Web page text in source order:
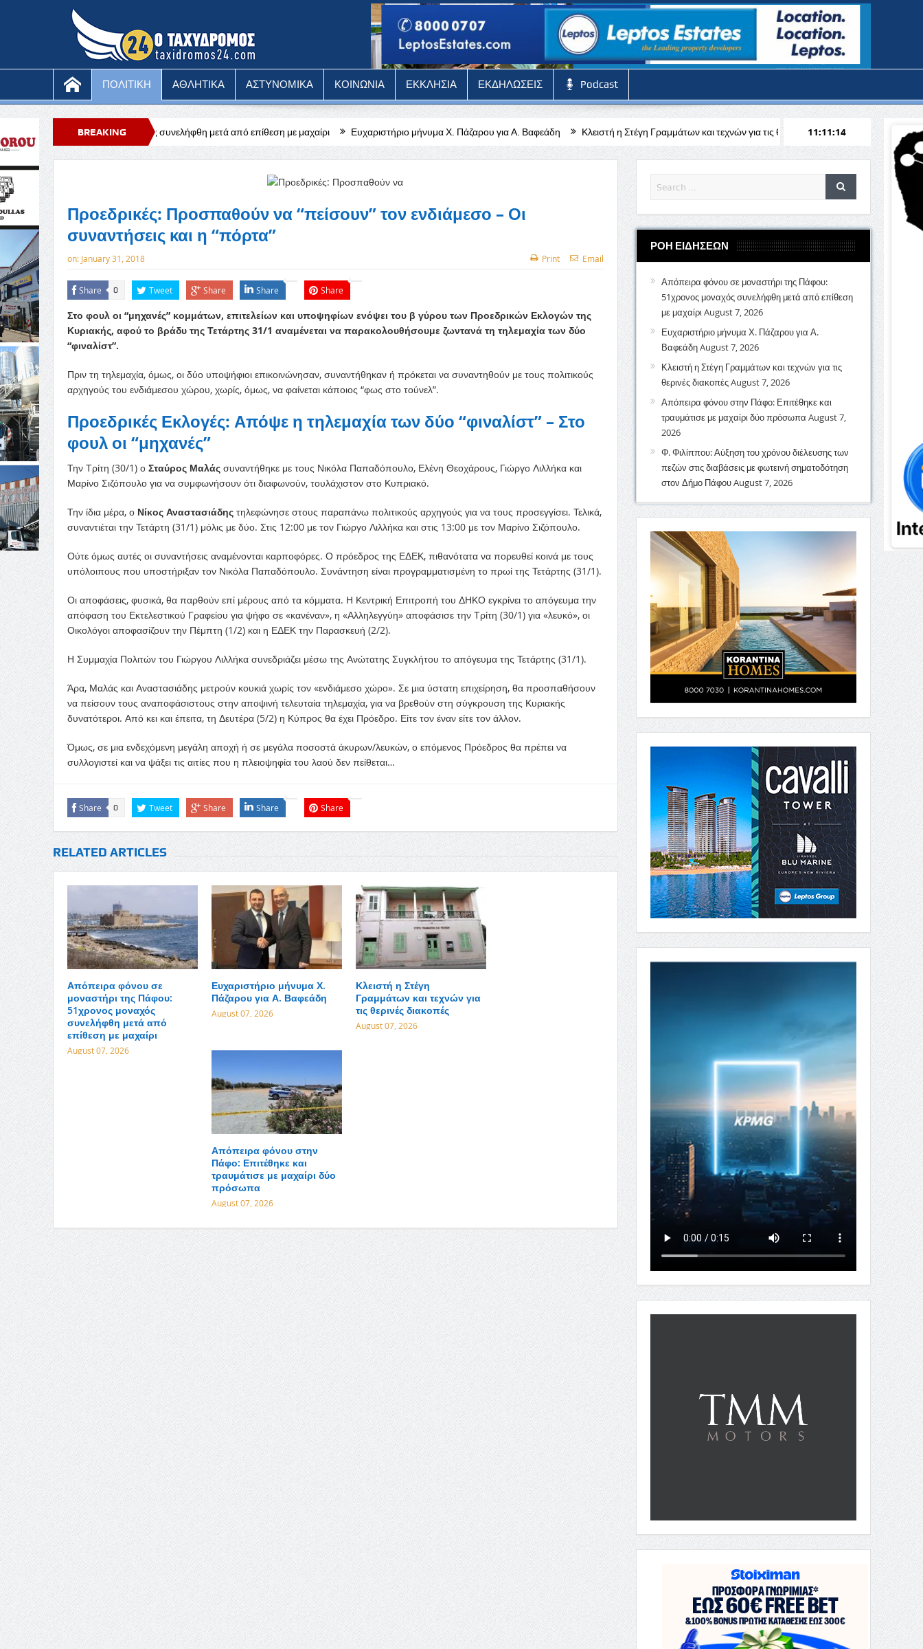
ΠΟΛΙΤΙΚΗ ΑΘΛΗΤΙΚΑ ΑΣΤΥΝΟΜΙΚΑ ΚΟΙΝΩΝΙΑ ΕΚΚΛΗΣΙΑ ΕΚΔΗΛΩΣΕΙΣ Podcast
BREAKING
NEWS
μοναχός συνελήφθη μετά από επίθεση με μαχαίρι Ευχαριστήριο μήνυμα Χ. Πάζαρου για Α. Βαφεάδη Κλειστή η Στέγη Γραμμάτων και τεχνών για τις θερινές διακοπές Απόπειρα φόνου στην Πάφο:
11:11:16
Προεδρικές: Προσπαθούν να “πείσουν” τον ενδιάμεσο – Οι
συναντήσεις και η “πόρτα”
on: January 31, 2018 Print Email
Share 0 Tweet Share Share Share
Στο φουλ οι “μηχανές” κομμάτων, επιτελείων και υποψηφίων ενόψει του β γύρου των Προεδρικών Εκλογών της
Κυριακής, αφού το βράδυ της Τετάρτης 31/1 αναμένεται να παρακολουθήσουμε ζωντανά τη τηλεμαχία των δύο
“φιναλίστ”.
Πριν τη τηλεμαχία, όμως, οι δύο υποψήφιοι επικοινώνησαν, συναντήθηκαν ή πρόκεται να συναντηθούν με τους πολιτικούς
αρχηγούς του ενδιάμεσου χώρου, χωρίς, όμως, να φαίνεται κάποιος “φως στο τούνελ”.
Προεδρικές Εκλογές: Απόψε η τηλεμαχία των δύο “φιναλίστ” – Στο
φουλ οι “μηχανές”
Την Τρίτη (30/1) ο Σταύρος Μαλάςσυναντήθηκε με τους Νικόλα Παπαδόπουλο, Ελένη Θεοχάρους, Γιώργο Λιλλήκα και
Μαρίνο Σιζόπουλο για να συμφωνήσουν ότι διαφωνούν, τουλάχιστον στο Κυπριακό.
Την ίδια μέρα, ο Νίκος Αναστασιάδηςτηλεφώνησε στους παραπάνω πολιτικούς αρχηγούς για να τους προσεγγίσει. Τελικά,
συναντιέται την Τετάρτη (31/1) μόλις με δύο. Στις 12:00 με τον Γιώργο Λιλλήκα και στις 13:00 με τον Μαρίνο Σιζόπουλο.
Ούτε όμως αυτές οι συναντήσεις αναμένονται καρποφόρες. Ο πρόεδρος της ΕΔΕΚ, πιθανότατα να πορευθεί κοινά με τους
υπόλοιπους που υποστήριξαν τον Νικόλα Παπαδόπουλο. Συνάντηση είναι προγραμματισμένη το πρωί της Τετάρτης (31/1).
Οι αποφάσεις, φυσικά, θα παρθούν επί μέρους από τα κόμματα. Η Κεντρική Επιτροπή του ΔΗΚΟ εγκρίνει το απόγευμα την
απόφαση του Εκτελεστικού Γραφείου για ψήφο σε «κανέναν», η «Αλληλεγγύη» αποφάσισε την Τρίτη (30/1) για «λευκό», οι
Οικολόγοι αποφασίζουν την Πέμπτη (1/2) και η ΕΔΕΚ την Παρασκευή (2/2).
Η Συμμαχία Πολιτών του Γιώργου Λιλλήκα συνεδριάζει μέσω της Ανώτατης Συγκλήτου το απόγευμα της Τετάρτης (31/1).
Άρα, Μαλάς και Αναστασιάδης μετρούν κουκιά χωρίς τον «ενδιάμεσο χώρο». Σε μια ύστατη επιχείρηση, θα προσπαθήσουν
να πείσουν τους αναποφάσιστους στην αποψινή τελευταία τηλεμαχία, για να βρεθούν στη σύγκρουση της Κυριακής
δυνατότεροι. Από κει και έπειτα, τη Δευτέρα (5/2) η Κύπρος θα έχει Πρόεδρο. Είτε τον έναν είτε τον άλλον.
Όμως, σε μια ενδεχόμενη μεγάλη αποχή ή σε μεγάλα ποσοστά άκυρων/λευκών, ο επόμενος Πρόεδρος θα πρέπει να
συλλογιστεί και να ψάξει τις αιτίες που η πλειοψηφία του λαού δεν πείθεται…
Share 0 Tweet Share Share Share
RELATED ARTICLES
Απόπειρα φόνου σε
μοναστήρι της Πάφου:
51χρονος μοναχός
συνελήφθη μετά από
επίθεση με μαχαίρι
August 07, 2026
Ευχαριστήριο μήνυμα Χ.
Πάζαρου για Α. Βαφεάδη
August 07, 2026
Κλειστή η Στέγη
Γραμμάτων και τεχνών για
τις θερινές διακοπές
August 07, 2026
Απόπειρα φόνου στην
Πάφο: Επιτέθηκε και
τραυμάτισε με μαχαίρι δύο
πρόσωπα
August 07, 2026
ΡΟΗ ΕΙΔΗΣΕΩΝ
Απόπειρα φόνου σε μοναστήρι της Πάφου:
51χρονος μοναχός συνελήφθη μετά από επίθεση
με μαχαίριAugust 7, 2026
Ευχαριστήριο μήνυμα Χ. Πάζαρου για Α.
ΒαφεάδηAugust 7, 2026
Κλειστή η Στέγη Γραμμάτων και τεχνών για τις
θερινές διακοπέςAugust 7, 2026
Απόπειρα φόνου στην Πάφο: Επιτέθηκε και
τραυμάτισε με μαχαίρι δύο πρόσωπα August 7,
2026
Φ. Φιλίππου: Αύξηση του χρόνου διέλευσης των
πεζών στις διαβάσεις με φωτεινή σηματοδότηση
στον Δήμο ΠάφουAugust 7, 2026